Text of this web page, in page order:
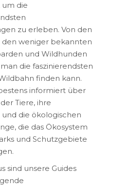
um die
zu erleben. Von den
den weniger bekannten
und Wildhunden
die faszinierendsten
finden kann.
informiert über
Tiere, ihre
die ökologischen
die das Ökosystem
und Schutzgebiete
sind unsere Guides